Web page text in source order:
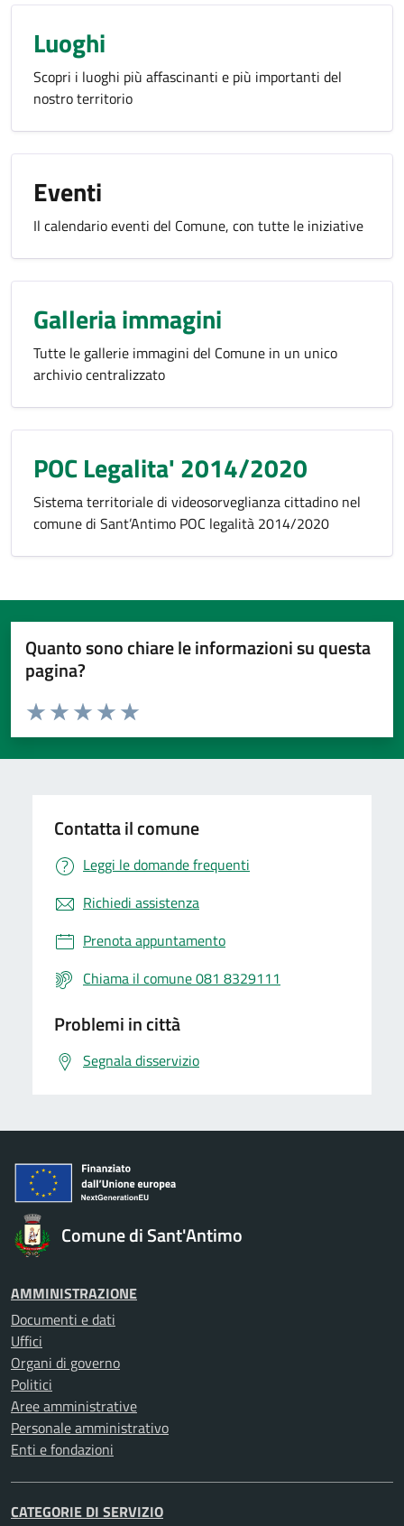
Luoghi
Scopri i luoghi più affascinanti e più importanti del
nostro territorio
Eventi
Il calendario eventi del Comune, con tutte le iniziative
Galleria immagini
Tutte le gallerie immagini del Comune in un unico
archivio centralizzato
POC Legalita' 2014/2020
Sistema territoriale di videosorveglianza cittadino nel
comune di Sant’Antimo POC legalità 2014/2020
Quanto sono chiare le informazioni su questa
pagina?
Valuta da 1 a 5 stelle la pagina
Valuta 5 stelle su 5
Valuta 4 stelle su 5
Valuta 3 stelle su 5
Valuta 2 stelle su 5
Valuta 1 stelle su 5
Contatta il comune
Leggi le domande frequenti
Richiedi assistenza
Prenota appuntamento
Chiama il comune 081 8329111
Problemi in città
Segnala disservizio
Comune di Sant'Antimo
AMMINISTRAZIONE
Documenti e dati
Uffici
Organi di governo
Politici
Aree amministrative
Personale amministrativo
Enti e fondazioni
CATEGORIE DI SERVIZIO